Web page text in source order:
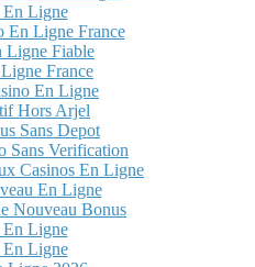
En Ligne
En Ligne France
Ligne Fiable
France
En Ligne
Hors Arjel
Sans Depot
Sans Verification
Casinos En Ligne
En Ligne
Nouveau Bonus
En Ligne
En Ligne